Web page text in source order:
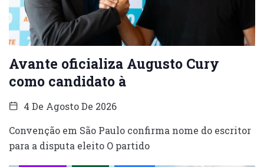
Avante oficializa Augusto Cury
como candidato à
4 De Agosto De 2026
Convenção em São Paulo confirma nome do escritor
para a disputa eleito O partido